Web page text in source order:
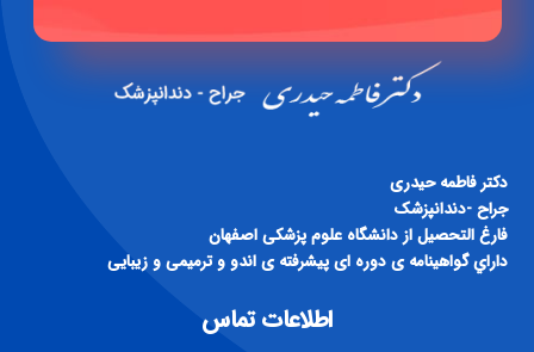
دكتر فاطمه حيدری
جراح -دندانپزشک
فارغ التحصيل از دانشگاه علوم پزشكی اصفهان
داراي گواهينامه ی دوره ای پيشرفته ی اندو و ترميمی و زيبايی
اطلاعات تماس